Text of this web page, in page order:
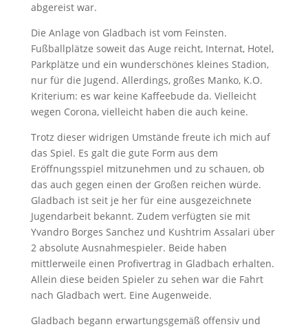
abgereist war.
Die Anlage von Gladbach ist vom Feinsten.
Fußballplätze soweit das Auge reicht, Internat, Hotel,
Parkplätze und ein wunderschönes kleines Stadion,
nur für die Jugend. Allerdings, großes Manko, K.O.
Kriterium: es war keine Kaffeebude da. Vielleicht
wegen Corona, vielleicht haben die auch keine.
Trotz dieser widrigen Umstände freute ich mich auf
das Spiel. Es galt die gute Form aus dem
Eröffnungsspiel mitzunehmen und zu schauen, ob
das auch gegen einen der Großen reichen würde.
Gladbach ist seit je her für eine ausgezeichnete
Jugendarbeit bekannt. Zudem verfügten sie mit
Yvandro Borges Sanchez und Kushtrim Assalari über
2 absolute Ausnahmespieler. Beide haben
mittlerweile einen Profivertrag in Gladbach erhalten.
Allein diese beiden Spieler zu sehen war die Fahrt
nach Gladbach wert. Eine Augenweide.
Gladbach begann erwartungsgemäß offensiv und